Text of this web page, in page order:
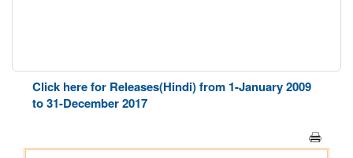
Click here for Releases(Hindi) from 1-January 2009
to 31-December 2017